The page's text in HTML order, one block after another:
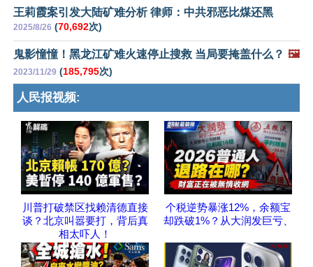
王莉霞案引发大陆矿难分析 律师：中共邪恶比煤还黑
2025/8/26 (70,692次)
鬼影憧憧！黑龙江矿难火速停止搜救 当局要掩盖什么？ 🖼️
2023/11/29 (185,795次)
人民报视频:
川普打破禁区找赖清德直接
谈？北京叫嚣要打，背后真
相太吓人！
个税逆势暴涨12%，余额宝
却跌破1%？从大润发巨亏、